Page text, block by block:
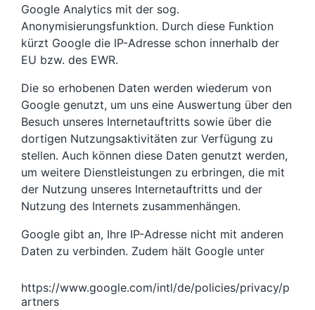
Google Analytics mit der sog.
Anonymisierungsfunktion. Durch diese Funktion
kürzt Google die IP-Adresse schon innerhalb der
EU bzw. des EWR.
Die so erhobenen Daten werden wiederum von
Google genutzt, um uns eine Auswertung über den
Besuch unseres Internetauftritts sowie über die
dortigen Nutzungsaktivitäten zur Verfügung zu
stellen. Auch können diese Daten genutzt werden,
um weitere Dienstleistungen zu erbringen, die mit
der Nutzung unseres Internetauftritts und der
Nutzung des Internets zusammenhängen.
Google gibt an, Ihre IP-Adresse nicht mit anderen
Daten zu verbinden. Zudem hält Google unter
https://www.google.com/intl/de/policies/privacy/p
artners